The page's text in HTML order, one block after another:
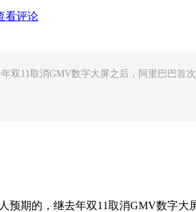
看评论
双11取消GMV数字大屏之后，阿里巴巴首
预期的，继去年双11取消GMV数字大